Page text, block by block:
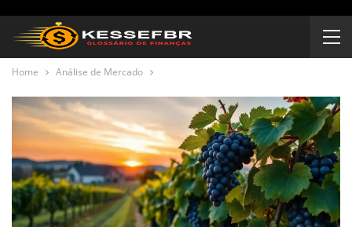
Home Análise de Mercado